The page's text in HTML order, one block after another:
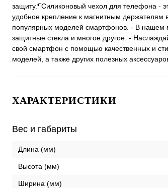
защиту.¶Силиконовый чехол для телефона -
удобное крепление к магнитным держателям
популярных моделей смартфонов. - В нашем
защитные стекла и многое другое. -
свой смартфон с помощью качественных и
моделей, а также других полезных
ХАРАКТЕРИСТИКИ
Вес и габариты
Длина (мм)
Высота (мм)
Ширина (мм)